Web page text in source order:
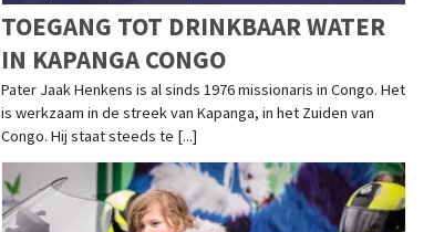
TOEGANG TOT DRINKBAAR WATER
IN KAPANGA CONGO
Pater Jaak Henkens is al sinds 1976 missionaris in Congo. Het
is werkzaam in de streek van Kapanga, in het Zuiden van
Congo. Hij staat steeds te [...]